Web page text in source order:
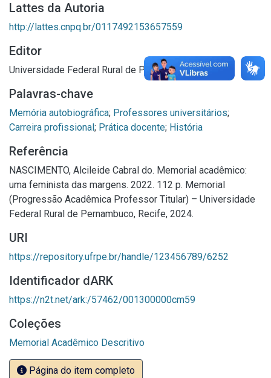
Lattes da Autoria
http://lattes.cnpq.br/0117492153657559
Editor
Universidade Federal Rural de Pernambuco
Palavras-chave
Memória autobiográfica; Professores universitários;
Carreira profissional; Prática docente; História
Referência
NASCIMENTO, Alcileide Cabral do. Memorial acadêmico:
uma feminista das margens. 2022. 112 p. Memorial
(Progressão Acadêmica Professor Titular) – Universidade
Federal Rural de Pernambuco, Recife, 2024.
URI
https://repository.ufrpe.br/handle/123456789/6252
Identificador dARK
https://n2t.net/ark:/57462/001300000cm59
Coleções
Memorial Acadêmico Descritivo
Página do item completo